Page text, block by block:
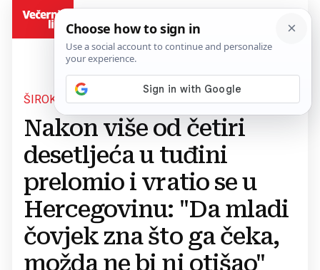
ŠIROKI BRIJEG
Nakon više od četiri
desetljeća u tuđini
prelomio i vratio se u
Hercegovinu: "Da mladi
čovjek zna što ga čeka,
možda ne bi ni otišao"